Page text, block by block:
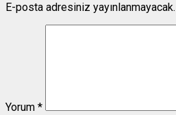
E-posta adresiniz yayınlanmayacak.
Yorum *